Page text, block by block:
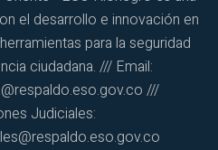
el desarrollo e innovación en
para la seguridad
ciudadana. /// Email:
///
Judiciales: